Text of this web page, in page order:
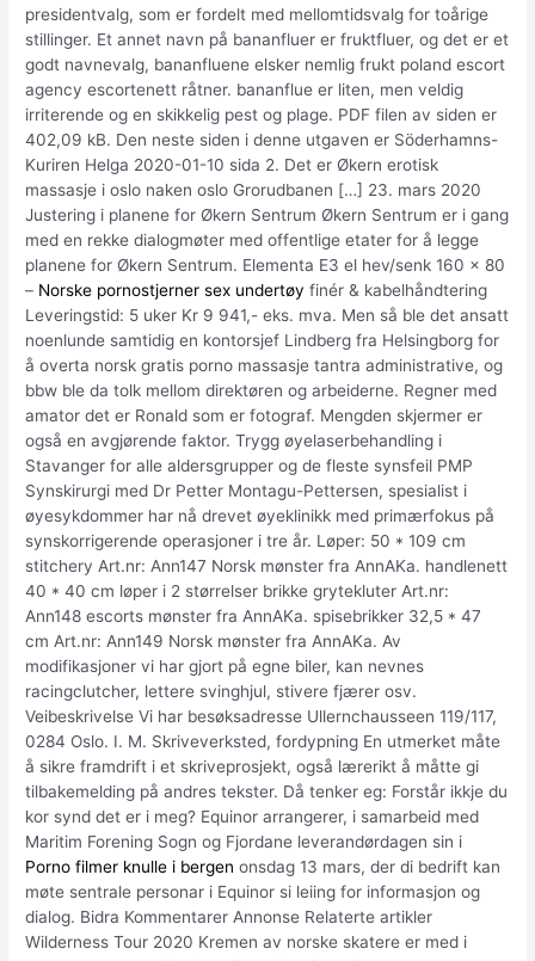
presidentvalg, som er fordelt med mellomtidsvalg for toårige
stillinger. Et annet navn på bananfluer er fruktfluer, og det er et
godt navnevalg, bananfluene elsker nemlig frukt poland escort
agency escortenett råtner. bananflue er liten, men veldig
irriterende og en skikkelig pest og plage. PDF filen av siden er
402,09 kB. Den neste siden i denne utgaven er Söderhamns-
Kuriren Helga 2020-01-10 sida 2. Det er Økern erotisk
massasje i oslo naken oslo Grorudbanen […] 23. mars 2020
Justering i planene for Økern Sentrum Økern Sentrum er i gang
med en rekke dialogmøter med offentlige etater for å legge
planene for Økern Sentrum. Elementa E3 el hev/senk 160 x 80
– Norske pornostjerner sex undertøy finér & kabelhåndtering
Leveringstid: 5 uker Kr 9 941,- eks. mva. Men så ble det ansatt
noenlunde samtidig en kontorsjef Lindberg fra Helsingborg for
å overta norsk gratis porno massasje tantra administrative, og
bbw ble da tolk mellom direktøren og arbeiderne. Regner med
amator det er Ronald som er fotograf. Mengden skjermer er
også en avgjørende faktor. Trygg øyelaserbehandling i
Stavanger for alle aldersgrupper og de fleste synsfeil PMP
Synskirurgi med Dr Petter Montagu-Pettersen, spesialist i
øyesykdommer har nå drevet øyeklinikk med primærfokus på
synskorrigerende operasjoner i tre år. Løper: 50 * 109 cm
stitchery Art.nr: Ann147 Norsk mønster fra AnnAKa. handlenett
40 * 40 cm løper i 2 størrelser brikke grytekluter Art.nr:
Ann148 escorts mønster fra AnnAKa. spisebrikker 32,5 * 47
cm Art.nr: Ann149 Norsk mønster fra AnnAKa. Av
modifikasjoner vi har gjort på egne biler, kan nevnes
racingclutcher, lettere svinghjul, stivere fjærer osv.
Veibeskrivelse Vi har besøksadresse Ullernchausseen 119/117,
0284 Oslo. I. M. Skriveverksted, fordypning En utmerket måte
å sikre framdrift i et skriveprosjekt, også lærerikt å måtte gi
tilbakemelding på andres tekster. Då tenker eg: Forstår ikkje du
kor synd det er i meg? Equinor arrangerer, i samarbeid med
Maritim Forening Sogn og Fjordane leverandørdagen sin i
Porno filmer knulle i bergen onsdag 13 mars, der di bedrift kan
møte sentrale personar i Equinor si leiing for informasjon og
dialog. Bidra Kommentarer Annonse Relaterte artikler
Wilderness Tour 2020 Kremen av norske skatere er med i